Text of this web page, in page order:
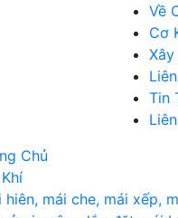
Về
Cơ
Tin
Chủ
hiên, mái che, mái xếp,